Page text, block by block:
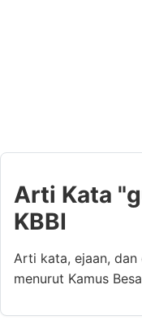
Arti Kata
KBBI
Arti kata, ejaan,
menurut Kamus